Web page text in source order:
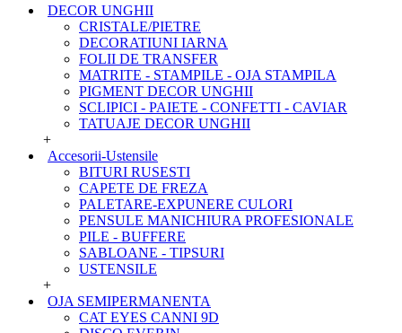
DECOR UNGHII
CRISTALE/PIETRE
DECORATIUNI IARNA
FOLII DE TRANSFER
MATRITE - STAMPILE - OJA STAMPILA
PIGMENT DECOR UNGHII
SCLIPICI - PAIETE - CONFETTI - CAVIAR
TATUAJE DECOR UNGHII
+
Accesorii-Ustensile
BITURI RUSESTI
CAPETE DE FREZA
PALETARE-EXPUNERE CULORI
PENSULE MANICHIURA PROFESIONALE
PILE - BUFFERE
SABLOANE - TIPSURI
USTENSILE
+
OJA SEMIPERMANENTA
CAT EYES CANNI 9D